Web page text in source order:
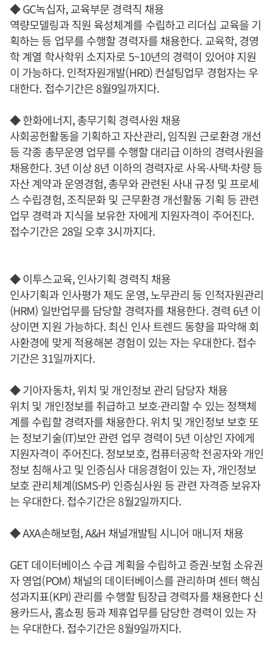
◆ GC녹십자, 교육부문 경력직 채용
역량모델링과 직원 육성체계를 수립하고 리더십 교육을 기
획하는 등 업무를 수행할 경력자를 채용한다. 교육학, 경영
학 계열 학사학위 소지자로 5~10년의 경력이 있어야 지원
이 가능하다. 인적자원개발(HRD) 컨설팅업무 경험자는 우
대한다. 접수기간은 8월9일까지다.
◆ 한화에너지, 총무기획 경력사원 채용
사회공헌활동을 기획하고 자산관리, 임직원 근로환경 개선
등 각종 총무운영 업무를 수행할 대리급 이하의 경력사원을
채용한다. 3년 이상 8년 이하의 경력자로 사옥∙사택∙차량 등
자산 계약과 운영경험, 총무와 관련된 사내 규정 및 프로세
스 수립경험, 조직문화 및 근무환경 개선활동 기획 등 관련
업무 경력과 지식을 보유한 자에게 지원자격이 주어진다.
접수기간은 28일 오후 3시까지다.
◆ 이투스교육, 인사기획 경력직 채용
인사기획과 인사평가 제도 운영, 노무관리 등 인적자원관리
(HRM) 일반업무를 담당할 경력자를 채용한다. 경력 6년 이
상이면 지원 가능하다. 최신 인사 트렌드 동향을 파악해 회
사환경에 맞게 적용해본 경험이 있는 자는 우대한다. 접수
기간은 31일까지다.
◆ 기아자동차, 위치 및 개인정보 관리 담당자 채용
위치 및 개인정보를 취급하고 보호∙관리할 수 있는 정책체
계를 수립할 경력자를 채용한다. 위치 및 개인정보 보호 또
는 정보기술(IT)보안 관련 업무 경력이 5년 이상인 자에게
지원자격이 주어진다. 정보보호, 컴퓨터공학 전공자와 개인
정보 침해사고 및 인증심사 대응경험이 있는 자, 개인정보
보호 관리체계(ISMS-P) 인증심사원 등 관련 자격증 보유자
는 우대한다. 접수기간은 8월2일까지다.
◆ AXA손해보험, A&H 채널개발팀 시니어 매니저 채용
GET 데이터베이스 수급 계획을 수립하고 증권∙보험 소유권
자 영업(POM) 채널의 데이터베이스를 관리하며 센터 핵심
성과지표(KPI) 관리를 수행할 팀장급 경력자를 채용한다 신
용카드사, 홈쇼핑 등과 제휴업무를 담당한 경력이 있는 자
는 우대한다. 접수기간은 8월9일까지다.